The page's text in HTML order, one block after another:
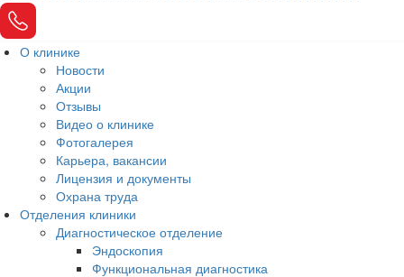
О клинике
Новости
Акции
Отзывы
Видео о клинике
Фотогалерея
Карьера, вакансии
Лицензия и документы
Охрана труда
Отделения клиники
Диагностическое отделение
Эндоскопия
Функциональная диагностика